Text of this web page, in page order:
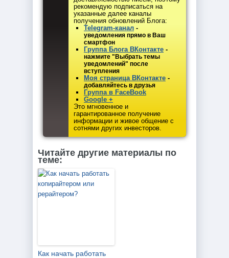
рекомендую подписаться на
указанные далее каналы
получения обновлений Блога:
Telegram-канал -
уведомления прямо в Ваш
смартфон
Группа Блога ВКонтакте -
нажмите "Выбрать темы
уведомлений" после
вступления
Моя страница ВКонтакте -
добавляйтесь в друзья
Группа в FaceBook
Google +
Это мгновенное и
гарантированное получение
информации и живое общение с
сотнями других инвесторов.
Читайте другие материалы по
теме:
Как начать работать